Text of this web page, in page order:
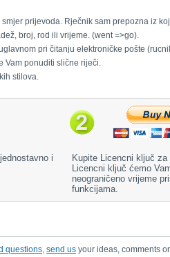
prijevoda. Rječnik sam prepozna iz
broj, rod ili vrijeme. (went =>go).
pri čitanju elektroničke pošte
Vam ponuditi slične riječi.
stilova.
i
Kupite Licencni ključ za
Licencni ključ ćemo
neograničeno vrijeme
funkcijama.
questions, send us your ideas, comments